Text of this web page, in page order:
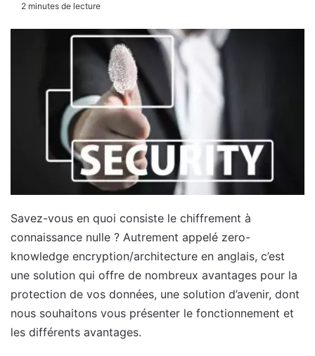
2 minutes de lecture
Savez-vous en quoi consiste le chiffrement à
connaissance nulle ? Autrement appelé zero-
knowledge encryption/architecture en anglais, c’est
une solution qui offre de nombreux avantages pour la
protection de vos données, une solution d’avenir, dont
nous souhaitons vous présenter le fonctionnement et
les différents avantages.